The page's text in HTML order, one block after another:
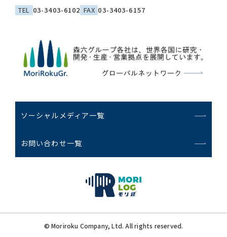
TEL
03-3403-6102 FAX 03-3403-6157
ソーシャルメディア一覧
お問い合わせ一覧
© Moriroku Company, Ltd. All rights reserved.